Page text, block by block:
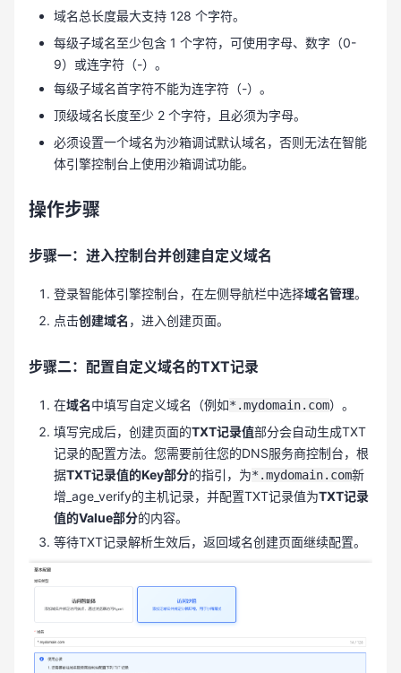
域名总长度最大支持 128 个字符。
每级子域名至少包含 1 个字符，可使用字母、数字（0-
9）或连字符（-）。
每级子域名首字符不能为连字符（-）。
顶级域名长度至少 2 个字符，且必须为字母。
必须设置一个域名为沙箱调试默认域名，否则无法在智能
体引擎控制台上使用沙箱调试功能。
操作步骤
步骤一：进入控制台并创建自定义域名
登录智能体引擎控制台，在左侧导航栏中选择域名管理。
点击创建域名 ，进入创建页面。
步骤二：配置自定义域名的TXT记录
在域名中填写自定义域名（例如*.mydomain.com）。
填写完成后，创建页面的TXT记录值部分会自动生成TXT
记录的配置方法。您需要前往您的DNS服务商控制台，根
据TXT记录值的Key部分的指引，为*.mydomain.com新
增_age_verify的主机记录，并配置TXT记录值为TXT记录
值的Value部分的内容。
等待TXT记录解析生效后，返回域名创建页面继续配置。